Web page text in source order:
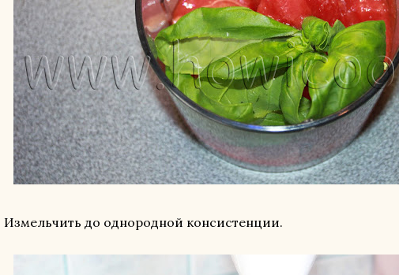
Измельчить до однородной консистенции.